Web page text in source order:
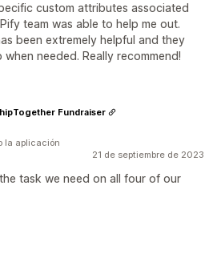
custom attributes associated
team was able to help me out.
been extremely helpful and they
needed. Really recommend!
21 de septiembre de 2023
task we need on all four of our
Fundraiser
la aplicación